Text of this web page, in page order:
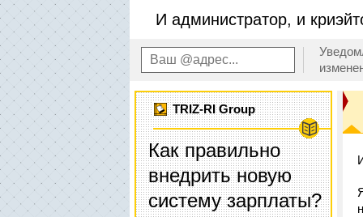
И администратор, и
TRIZ-RI Group
Как правильно
внедрить новую
систему зарплаты?